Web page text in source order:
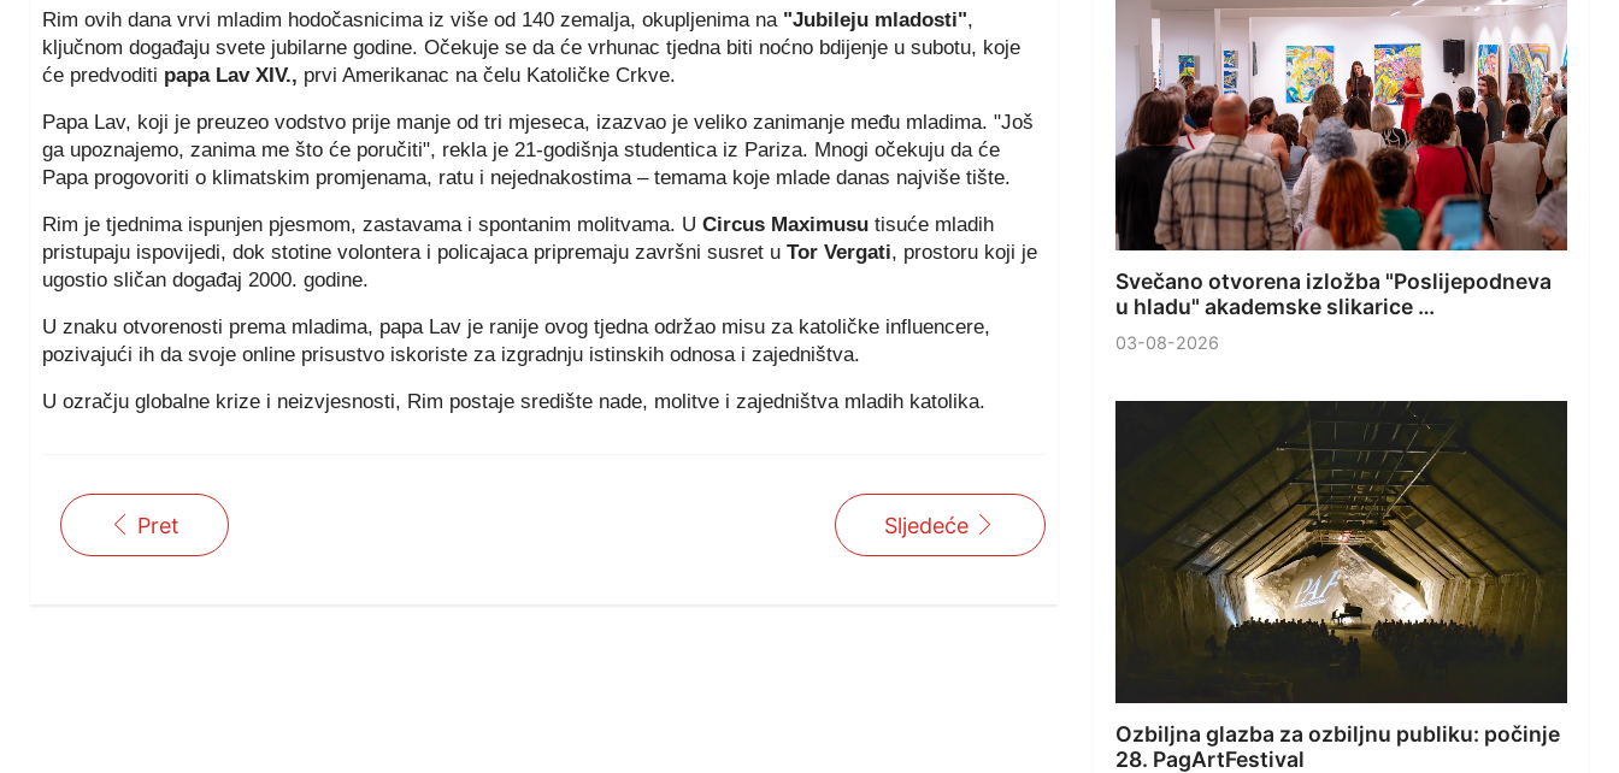
Rim ovih dana vrvi mladim hodočasnicima iz više od 140 zemalja, okupljenima na "Jubileju mladosti",
ključnom događaju svete jubilarne godine. Očekuje se da će vrhunac tjedna biti noćno bdijenje u subotu, koje
će predvoditi papa Lav XIV., prvi Amerikanac na čelu Katoličke Crkve.
Papa Lav, koji je preuzeo vodstvo prije manje od tri mjeseca, izazvao je veliko zanimanje među mladima. "Još
ga upoznajemo, zanima me što će poručiti", rekla je 21-godišnja studentica iz Pariza. Mnogi očekuju da će
Papa progovoriti o klimatskim promjenama, ratu i nejednakostima – temama koje mlade danas najviše tište.
Rim je tjednima ispunjen pjesmom, zastavama i spontanim molitvama. U Circus Maximusu tisuće mladih
pristupaju ispovijedi, dok stotine volontera i policajaca pripremaju završni susret u Tor Vergati, prostoru koji je
ugostio sličan događaj 2000. godine.
U znaku otvorenosti prema mladima, papa Lav je ranije ovog tjedna održao misu za katoličke influencere,
pozivajući ih da svoje online prisustvo iskoriste za izgradnju istinskih odnosa i zajedništva.
U ozračju globalne krize i neizvjesnosti, Rim postaje središte nade, molitve i zajedništva mladih katolika.
Pret Sljedeće
Svečano otvorena izložba "Poslijepodneva
u hladu" akademske slikarice …
03-08-2026
Ozbiljna glazba za ozbiljnu publiku: počinje
28. PagArtFestival